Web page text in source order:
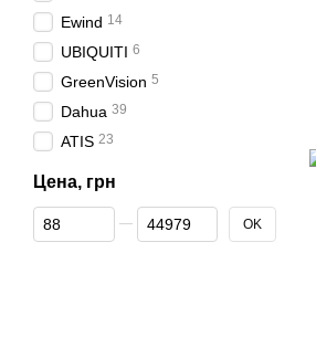
Ewind 14
UBIQUITI 6
GreenVision 5
Dahua 39
ATIS 23
Цена, грн
От Цена, грн
До Цена, грн OK